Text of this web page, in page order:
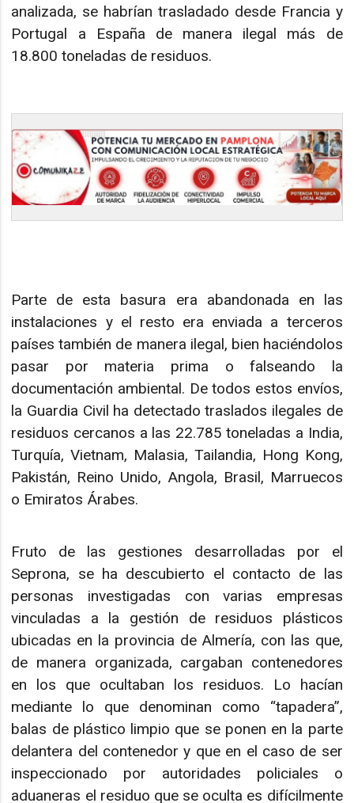
analizada, se habrían trasladado desde Francia y
Portugal a España de manera ilegal más de
18.800 toneladas de residuos.
Parte de esta basura era abandonada en las
instalaciones y el resto era enviada a terceros
países también de manera ilegal, bien haciéndolos
pasar por materia prima o falseando la
documentación ambiental. De todos estos envíos,
la Guardia Civil ha detectado traslados ilegales de
residuos cercanos a las 22.785 toneladas a India,
Turquía, Vietnam, Malasia, Tailandia, Hong Kong,
Pakistán, Reino Unido, Angola, Brasil, Marruecos
o Emiratos Árabes.
Fruto de las gestiones desarrolladas por el
Seprona, se ha descubierto el contacto de las
personas investigadas con varias empresas
vinculadas a la gestión de residuos plásticos
ubicadas en la provincia de Almería, con las que,
de manera organizada, cargaban contenedores
en los que ocultaban los residuos. Lo hacían
mediante lo que denominan como “tapadera”,
balas de plástico limpio que se ponen en la parte
delantera del contenedor y que en el caso de ser
inspeccionado por autoridades policiales o
aduaneras el residuo que se oculta es difícilmente